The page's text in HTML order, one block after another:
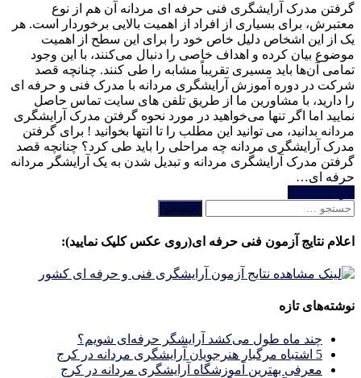
گرفتن مدرک آرایشگری فنی حرفه ای مردانه آن هم از نوع
معتبرش، برای بسیاری از افراد از اهمیت بالایی برخوردار است. هر
یک از این اشخاص دلیل خاص خود را برای این سطح از اهمیت
موضوع بیان کرده و اهداف خاصی را دنبال می‌کنند، با این وجود
تمامی آن‌ها باید مسیری تقریباً مشابه را طی کنند. چنانچه قصد
شرکت در دوره آموزش آرایشگری مردانه با مدرک فنی و حرفه ای
را دارید، با مشاورین ما از طریق تلفن های سایت تماس حاصل
نمایید اما اگر تنها می‌خواهید در مورد نحوه گرفتن مدرک آرایشگری
مردانه بدانید، می توانید این مطلب را تا انتها بخوانید ! برای گرفتن
مدرک آرایشگری مردانه چه مراحلی را باید طی کرد؟ چنانچه قصد
گرفتن مدرک آرایشگری مردانه و تبدیل شدن به یک آرایشگر مردانه
حرفه ای…
جستجو
اعلام نتایج آزمون فنی حرفه ای(روی عکس کلیک نمایید):
نوشته‌های تازه
چند ماه طول می‌کشد آرایشگر حرفه‌ای شویم؟
5 اشتباه مرگبار هنرجویان آرایشگری مردانه در کرج
معرفی بهترین آموزشگاه آرایشگری مردانه در کرج